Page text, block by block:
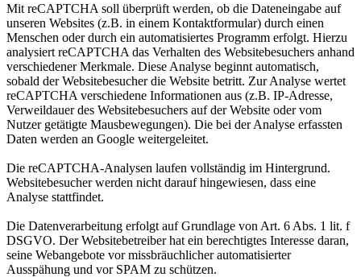
Mit reCAPTCHA soll überprüft werden, ob die Dateneingabe auf
unseren Websites (z.B. in einem Kontaktformular) durch einen
Menschen oder durch ein automatisiertes Programm erfolgt. Hierzu
analysiert reCAPTCHA das Verhalten des Websitebesuchers anhand
verschiedener Merkmale. Diese Analyse beginnt automatisch,
sobald der Websitebesucher die Website betritt. Zur Analyse wertet
reCAPTCHA verschiedene Informationen aus (z.B. IP-Adresse,
Verweildauer des Websitebesuchers auf der Website oder vom
Nutzer getätigte Mausbewegungen). Die bei der Analyse erfassten
Daten werden an Google weitergeleitet.
Die reCAPTCHA-Analysen laufen vollständig im Hintergrund.
Websitebesucher werden nicht darauf hingewiesen, dass eine
Analyse stattfindet.
Die Datenverarbeitung erfolgt auf Grundlage von Art. 6 Abs. 1 lit. f
DSGVO. Der Websitebetreiber hat ein berechtigtes Interesse daran,
seine Webangebote vor missbräuchlicher automatisierter
Ausspähung und vor SPAM zu schützen.